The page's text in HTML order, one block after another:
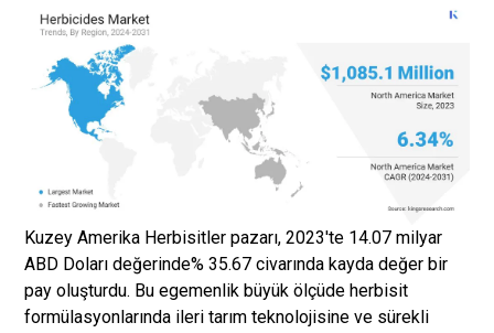
Kuzey Amerika Herbisitler pazarı, 2023'te 14.07 milyar
ABD Doları değerinde% 35.67 civarında kayda değer bir
pay oluşturdu. Bu egemenlik büyük ölçüde herbisit
formülasyonlarında ileri tarım teknolojisine ve sürekli